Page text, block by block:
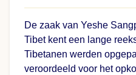
De zaak van Yeshe
Tibet kent een lange
Tibetanen werden
veroordeeld voor het